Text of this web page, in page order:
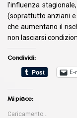
l’influenza
(soprattutto anziani
che aumentano il
non lasciarsi
Condividi:
Mi piace:
Caricamento...